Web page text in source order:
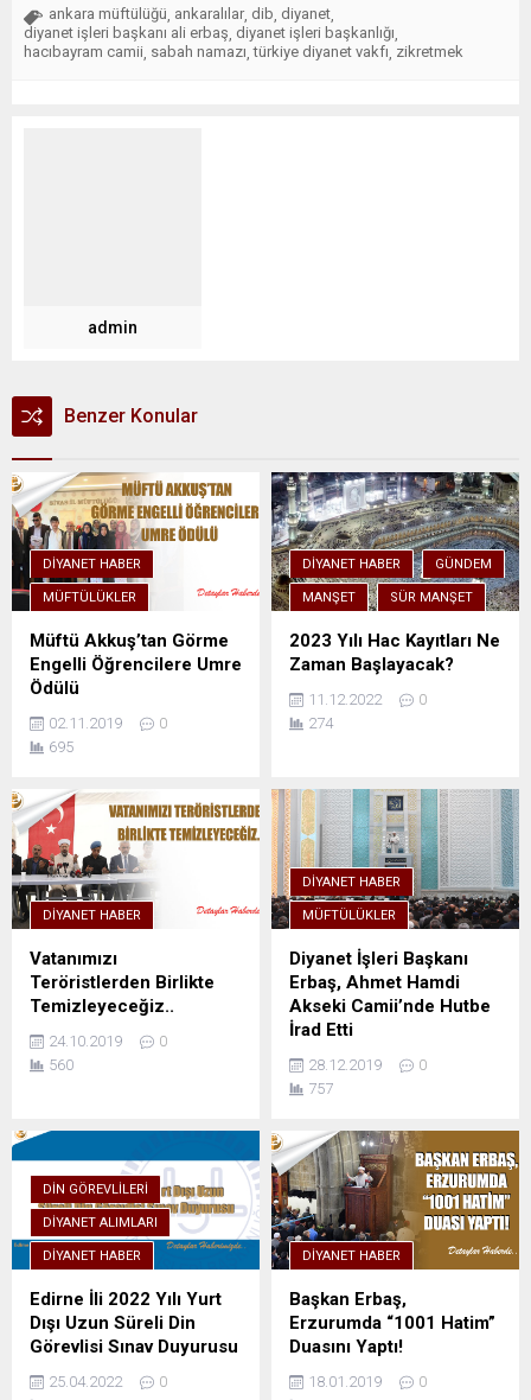
ankara müftülüğü ankaralılar dib diyanet
diyanet işleri başkanı ali erbaş diyanet işleri başkanlığı
hacıbayram camii sabah namazı ,türkiye diyanet vakfı zikretmek
admin
Benzer Konular
DIYANET HABER
MÜFTÜLÜKLER
Müftü Akkuş’tan Görme
Engelli Öğrencilere Umre
Ödülü
02.11.2019
0
695
DIYANET HABER GÜNDEM
MANŞET SÜR MANŞET
2023 Yılı Hac Kayıtları Ne
Zaman Başlayacak?
11.12.2022
0
274
DIYANET HABER
Vatanımızı
Teröristlerden Birlikte
Temizleyeceğiz..
24.10.2019
0
560
DIYANET HABER
MÜFTÜLÜKLER
Diyanet İşleri Başkanı
Erbaş, Ahmet Hamdi
Akseki Camii’nde Hutbe
İrad Etti
28.12.2019
0
757
DIN GÖREVLILERI
DIYANET ALIMLARI
DIYANET HABER
Edirne İli 2022 Yılı Yurt
Dışı Uzun Süreli Din
Görevlisi Sınav Duyurusu
25.04.2022
0
DIYANET HABER
Başkan Erbaş,
Erzurumda “1001 Hatim”
Duasını Yaptı!
18.01.2019
0